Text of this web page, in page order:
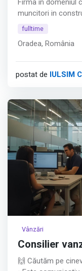
Firma in domeniul
muncitori in
tot
fulltime
Oradea, România
postat de IULSIM
Vânzări
Consilier
🙌 Căutăm pe